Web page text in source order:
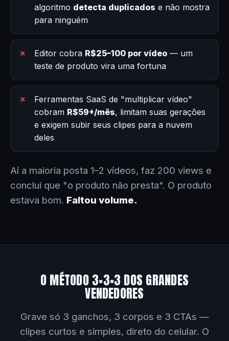
algoritmo detecta duplicados e não mostra
para ninguém
Editor cobra R$25–100 por vídeo — um
teste de produto vira uma fortuna
Ferramentas SaaS de "multiplicar vídeo"
cobram R$59+/mês, limitam suas gerações
e exigem subir seus clipes para a nuvem
deles
Aí a maioria posta 1–2 vídeos, faz 200 views e
conclui que "o produto não presta". O produto
estava bom. Faltou volume.
O MÉTODO 3×3×3 DOS GRANDES
VENDEDORES
Grave só 3 ganchos, 3 corpos e 3 CTAs —
clipes curtos e simples, direto do celular. O